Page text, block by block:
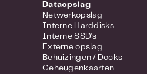
Dataopslag
Netwerkopslag
Interne Harddisks
Interne SSD's
Externe opslag
Behuizingen / Docks
Geheugenkaarten